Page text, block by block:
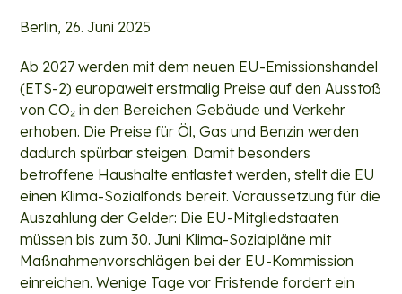
Berlin, 26. Juni 2025
Ab 2027 werden mit dem neuen EU-Emissionshandel
(ETS-2) europaweit erstmalig Preise auf den Ausstoß
von CO₂ in den Bereichen Gebäude und Verkehr
erhoben. Die Preise für Öl, Gas und Benzin werden
dadurch spürbar steigen. Damit besonders
betroffene Haushalte entlastet werden, stellt die EU
einen Klima-Sozialfonds bereit. Voraussetzung für die
Auszahlung der Gelder: Die EU-Mitgliedstaaten
müssen bis zum 30. Juni Klima-Sozialpläne mit
Maßnahmenvorschlägen bei der EU-Kommission
einreichen. Wenige Tage vor Fristende fordert ein